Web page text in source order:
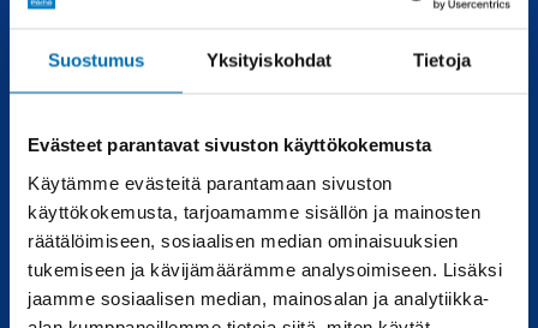
Suostumus Yksityiskohdat Tietoja
Evästeet parantavat sivuston käyttökokemusta
Käytämme evästeitä parantamaan sivuston
käyttökokemusta, tarjoamamme sisällön ja mainosten
räätälöimiseen, sosiaalisen median ominaisuuksien
tukemiseen ja kävijämäärämme analysoimiseen. Lisäksi
jaamme sosiaalisen median, mainosalan ja analytiikka-
Automyynti
Uudet autot
Vaihtoautot
Pörhötakuu
Huolto
Varaa huolto
Vauriokorjaus
Tuulilasipalvelu